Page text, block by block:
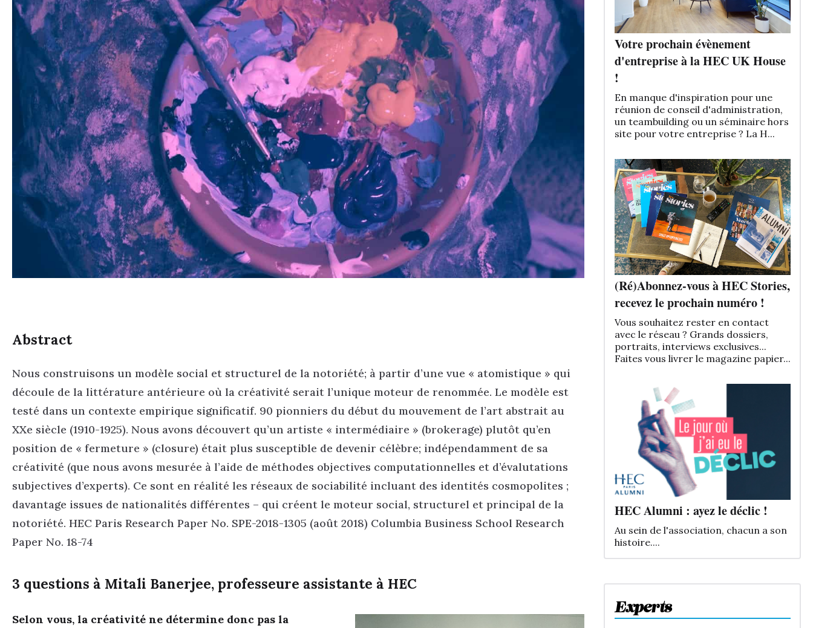
Abstract
Nous construisons un modèle social et structurel de la notoriété; à partir d’une vue « atomistique » qui
découle de la littérature antérieure où la créativité serait l’unique moteur de renommée. Le modèle est
testé dans un contexte empirique significatif. 90 pionniers du début du mouvement de l’art abstrait au
XXe siècle (1910-1925). Nous avons découvert qu’un artiste « intermédiaire » (brokerage) plutôt qu’en
position de « fermeture » (closure) était plus susceptible de devenir célèbre; indépendamment de sa
créativité (que nous avons mesurée à l’aide de méthodes objectives computationnelles et d’évalutations
subjectives d’experts). Ce sont en réalité les réseaux de sociabilité incluant des identités cosmopolites ;
davantage issues de nationalités différentes – qui créent le moteur social, structurel et principal de la
notoriété. HEC Paris Research Paper No. SPE-2018-1305 (août 2018) Columbia Business School Research
Paper No. 18-74
3 questions à Mitali Banerjee, professeure assistante à HEC
Selon vous, la créativité ne détermine donc pas la
Experts
Votre prochain évènement
d'entreprise à la HEC UK House
!
En manque d'inspiration pour une
réunion de conseil d'administration,
un teambuilding ou un séminaire hors
site pour votre entreprise ? La H...
(Ré)Abonnez-vous à HEC Stories,
recevez le prochain numéro !
Vous souhaitez rester en contact
avec le réseau ? Grands dossiers,
portraits, interviews exclusives...
Faites vous livrer le magazine papier...
HEC Alumni : ayez le déclic !
Au sein de l'association, chacun a son
histoire....